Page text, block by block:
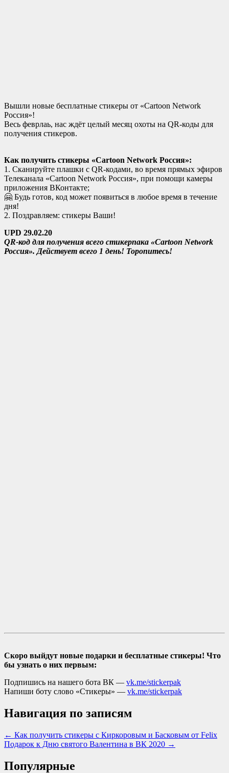
Вышли новые бесплатные стикеры от «Cartoon Network
Россия»!
Весь феврлаь, нас ждёт целый месяц охоты на QR-коды для
получения стикеров.
Как получить стикеры «Cartoon Network Россия»:
1. Сканируйте плашки с QR-кодами, во время прямых эфиров
Телеканала «Cartoon Network Россия», при помощи камеры
приложения ВКонтакте;
🤗 Будь готов, код может появиться в любое время в течение
дня!
2. Поздравляем: стикеры Ваши!
UPD 29.02.20
QR-код для получения всего стикерпака «Cartoon Network
Россия». Действует всего 1 день! Торопитесь!
Скоро выйдут новые подарки и бесплатные стикеры! Что
бы узнать о них первым:
Подпишись на нашего бота ВК — vk.me/stickerpak
Напиши боту слово «Стикеры» — vk.me/stickerpak
Навигация по записям
← Как получить стикеры с Киркоровым и Басковым от Felix
Подарок к Дню святого Валентина в ВК 2020 →
Популярные